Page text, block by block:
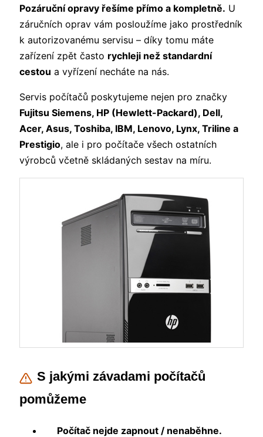
Pozáruční opravy řešíme přímo a kompletně. U
záručních oprav vám posloužíme jako prostředník
k autorizovanému servisu – díky tomu máte
zařízení zpět často rychleji než standardní
cestou a vyřízení necháte na nás.
Servis počítačů poskytujeme nejen pro značky
Fujitsu Siemens, HP (Hewlett-Packard), Dell,
Acer, Asus, Toshiba, IBM, Lenovo, Lynx, Triline a
Prestigio, ale i pro počítače všech ostatních
výrobců včetně skládaných sestav na míru.
S jakými závadami počítačů
pomůžeme
Počítač nejde zapnout / nenaběhne.